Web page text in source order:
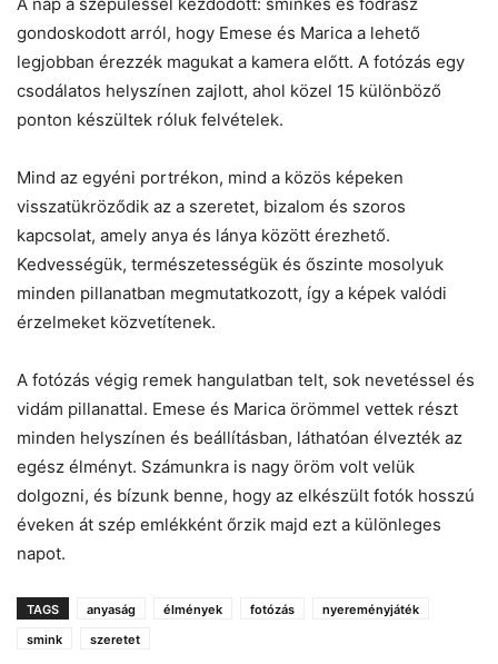
gondoskodott arról, hogy Emese és Marica a lehető
legjobban érezzék magukat a kamera előtt. A fotózás egy
csodálatos helyszínen zajlott, ahol közel 15 különböző
ponton készültek róluk felvételek.
Mind az egyéni portrékon, mind a közös képeken
visszatükröződik az a szeretet, bizalom és szoros
kapcsolat, amely anya és lánya között érezhető.
Kedvességük, természetességük és őszinte mosolyuk
minden pillanatban megmutatkozott, így a képek valódi
érzelmeket közvetítenek.
A fotózás végig remek hangulatban telt, sok nevetéssel és
vidám pillanattal. Emese és Marica örömmel vettek részt
minden helyszínen és beállításban, láthatóan élvezték az
egész élményt. Számunkra is nagy öröm volt velük
dolgozni, és bízunk benne, hogy az elkészült fotók hosszú
éveken át szép emlékként őrzik majd ezt a különleges
napot.
TAGS anyaság élmények fotózás
nyereményjáték
smink
szeretet